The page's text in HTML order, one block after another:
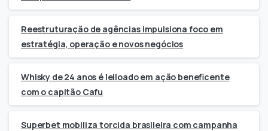
Reestruturação de agências impulsiona foco em
estratégia, operação e novos negócios
Whisky de 24 anos é leiloado em ação beneficente
com o capitão Cafu
Superbet mobiliza torcida brasileira com campanha